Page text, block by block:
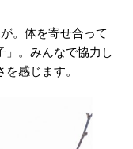
。体を寄せ合って
」。みんなで協力し
感じます。